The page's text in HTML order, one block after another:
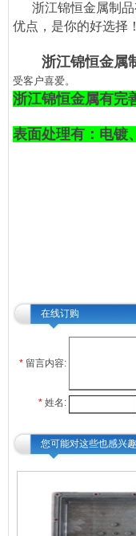
浙江锦恒金属制
优点，是你的好选择！
浙江锦恒金属
受客户喜爱。
浙江锦恒金属有完
表面处理有：电镀
在线订购
* 留言内容:
* 姓名 :
您可能对这些也感兴